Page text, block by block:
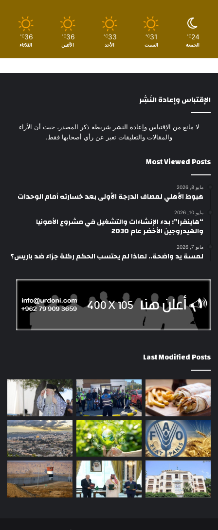
24
℃
الجمعة
31
℃
السبت
33
℃
الأحد
36
℃
الأثنين
36
℃
الثلاثاء
الإقتباس وإعادة النَشِر
لا مانع من الإقتباس وإعادة النشر شريطة ذكر المصدر، حيث أن الأراء
والمقالات والتعليقات تعبر عن رأي أصحابها فقط.
Most Viewed Posts
مايو 8, 2026
هبوط الأهلي لمصاف الدرجة الأولى بعد خسارته أمام الوحدات
مايو 10, 2026
“هاينفرا”: بدء الإنشاءات والتشغيل في مشروع الأمونيا
والهيدروجين الأخضر عام 2030
مايو 7, 2026
لمسة يد واضحة.. لماذا لم يحتسب الحكم ركلة جزاء ضد باريس؟
Last Modified Posts